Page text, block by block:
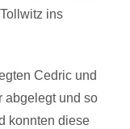
ins
Cedric und
abgelegt und so
konnten diese